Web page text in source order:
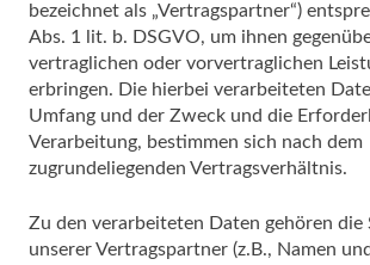
bezeichnet als „Vertragspartner“)
Abs. 1 lit. b. DSGVO, um ihnen
vertraglichen oder vorvertraglichen
erbringen. Die hierbei verarbeiteten
Umfang und der Zweck und die
Verarbeitung, bestimmen sich nach dem
zugrundeliegenden Vertragsverhältnis.
Zu den verarbeiteten Daten gehören die
unserer Vertragspartner (z.B., Namen